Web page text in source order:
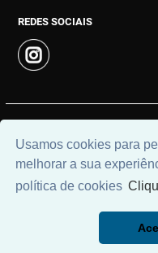
Usamos cookies para
melhorar a sua
política de cookies
REDES SOCIAIS
© 2026 | Excelcium Imóveis
Universal Software.